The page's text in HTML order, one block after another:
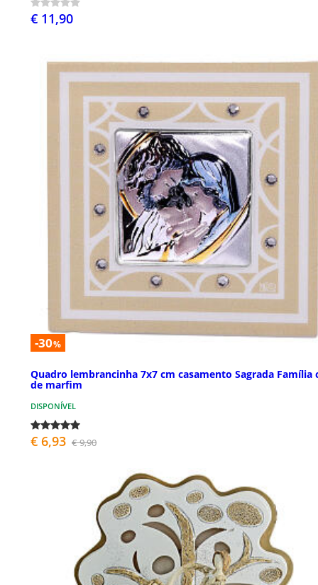
€ 11,90
-30%
Quadro lembrancinha 7x7 cm casamento Sagrada Família
de marfim
DISPONÍVEL
€ 6,93 € 9,90